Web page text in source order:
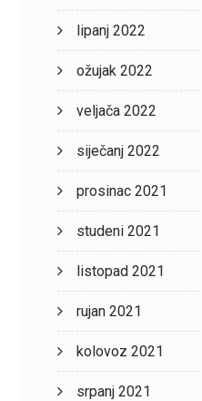
lipanj 2022
ožujak 2022
veljača 2022
siječanj 2022
prosinac 2021
studeni 2021
listopad 2021
rujan 2021
kolovoz 2021
srpanj 2021